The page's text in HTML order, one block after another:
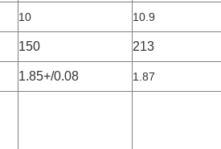
10 10.9
150 213
1.85+/0.08 1.87